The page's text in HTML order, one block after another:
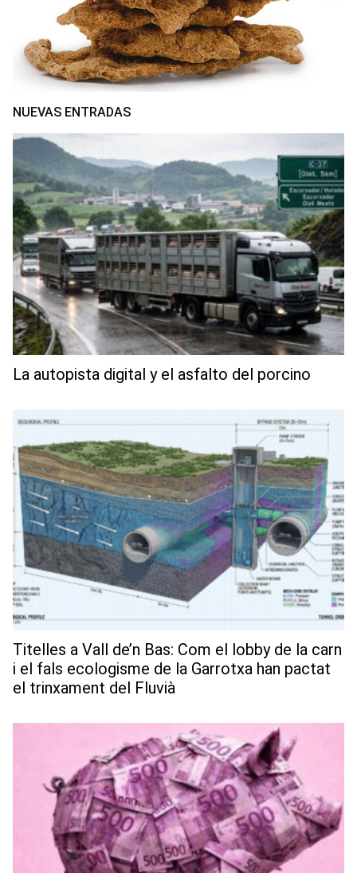
NUEVAS ENTRADAS
La autopista digital y el asfalto del porcino
Titelles a Vall de’n Bas: Com el lobby de la carn
i el fals ecologisme de la Garrotxa han pactat
el trinxament del Fluvià